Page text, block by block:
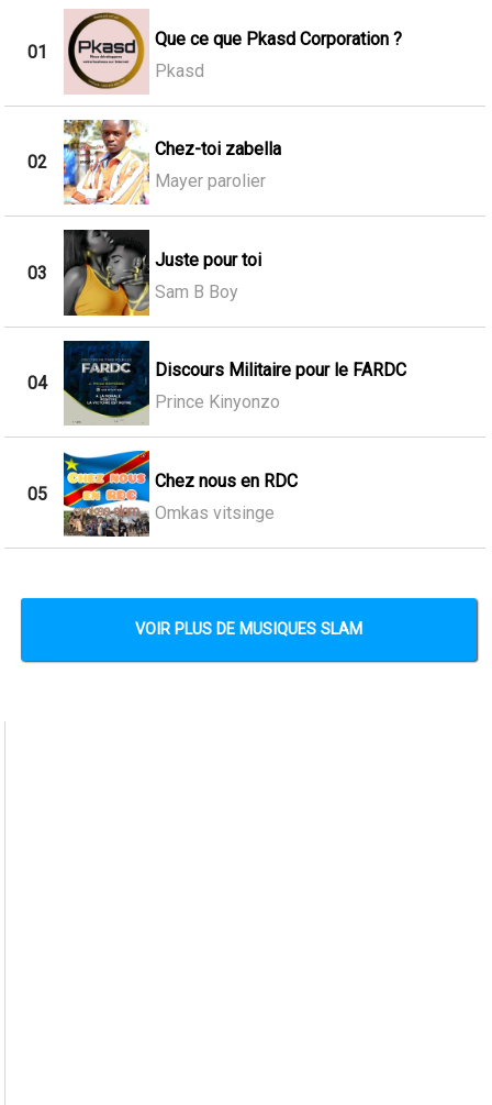
01
Que ce que Pkasd Corporation ?
Pkasd
02
Chez-toi zabella
Mayer parolier
03
Juste pour toi
Sam B Boy
04
Discours Militaire pour le FARDC
Prince Kinyonzo
05
Chez nous en RDC
Omkas vitsinge
VOIR PLUS DE MUSIQUES SLAM